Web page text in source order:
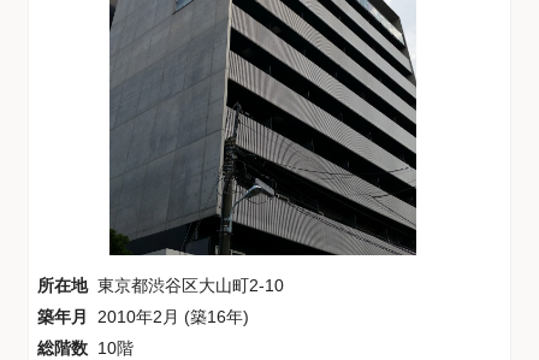
所在地 東京都渋谷区大山町2-10
築年月
2010年2月 (築16年)
総階数 10階